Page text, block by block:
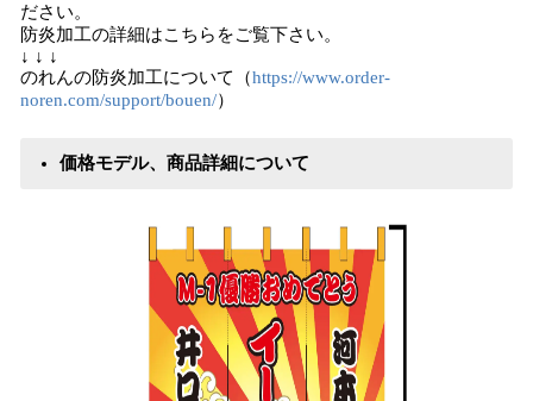
ださい。
防炎加工の詳細はこちらをご覧下さい。
↓ ↓ ↓
のれんの防炎加工について（https://www.order-
noren.com/support/bouen/）
価格モデル、商品詳細について